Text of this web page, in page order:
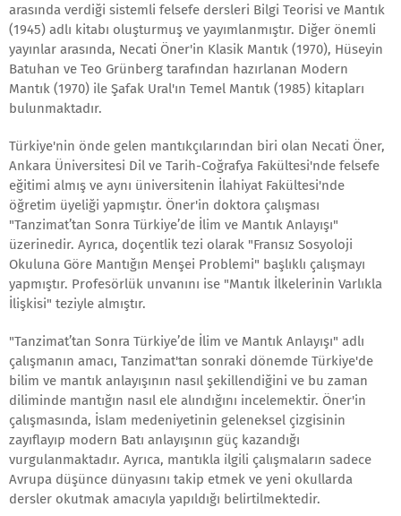
arasında verdiği sistemli felsefe dersleri Bilgi Teorisi ve Mantık
(1945) adlı kitabı oluşturmuş ve yayımlanmıştır. Diğer önemli
yayınlar arasında, Necati Öner'in Klasik Mantık (1970), Hüseyin
Batuhan ve Teo Grünberg tarafından hazırlanan Modern
Mantık (1970) ile Şafak Ural'ın Temel Mantık (1985) kitapları
bulunmaktadır.
Türkiye'nin önde gelen mantıkçılarından biri olan Necati Öner,
Ankara Üniversitesi Dil ve Tarih-Coğrafya Fakültesi'nde felsefe
eğitimi almış ve aynı üniversitenin İlahiyat Fakültesi'nde
öğretim üyeliği yapmıştır. Öner'in doktora çalışması
"Tanzimat’tan Sonra Türkiye’de İlim ve Mantık Anlayışı"
üzerinedir. Ayrıca, doçentlik tezi olarak "Fransız Sosyoloji
Okuluna Göre Mantığın Menşei Problemi" başlıklı çalışmayı
yapmıştır. Profesörlük unvanını ise "Mantık İlkelerinin Varlıkla
İlişkisi" teziyle almıştır.
"Tanzimat’tan Sonra Türkiye’de İlim ve Mantık Anlayışı" adlı
çalışmanın amacı, Tanzimat'tan sonraki dönemde Türkiye'de
bilim ve mantık anlayışının nasıl şekillendiğini ve bu zaman
diliminde mantığın nasıl ele alındığını incelemektir. Öner'in
çalışmasında, İslam medeniyetinin geleneksel çizgisinin
zayıflayıp modern Batı anlayışının güç kazandığı
vurgulanmaktadır. Ayrıca, mantıkla ilgili çalışmaların sadece
Avrupa düşünce dünyasını takip etmek ve yeni okullarda
dersler okutmak amacıyla yapıldığı belirtilmektedir.